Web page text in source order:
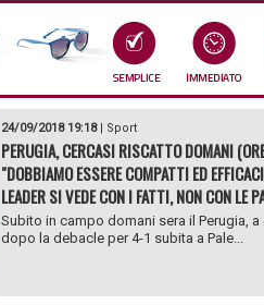
24/09/2018 19:18| Sport
PERUGIA, CERCASI RISCATTO DOMANI
"DOBBIAMO ESSERE COMPATTI ED
LEADER SI VEDE CON I FATTI, NON CON LE
Subito in campo domani sera il Perugia,
dopo la debacle per 4-1 subita a Pale...